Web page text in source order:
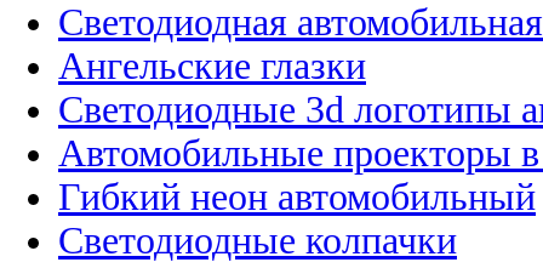
Светодиодная
Ангельские глазки
Светодиодные 3d логотипы
Автомобильные проекторы
Гибкий неон автомобильный
Светодиодные колпачки